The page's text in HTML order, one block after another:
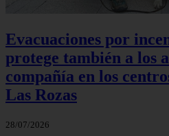
Evacuaciones por
protege también a los
compañía en los
Las Rozas
28/07/2026